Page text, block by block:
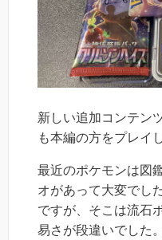
新しい追加コンテン
も本編の方をプレイ
最近のポケモンは図
オがあって大変でした
ですが、そこは流石
易さが段違いでした